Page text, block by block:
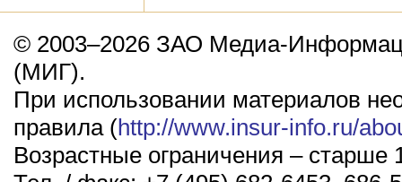
© 2003–2026 ЗАО Медиа-
(МИГ).
При использовании материалов
правила (http://www.insur-info.ru/
Возрастные ограничения – старше